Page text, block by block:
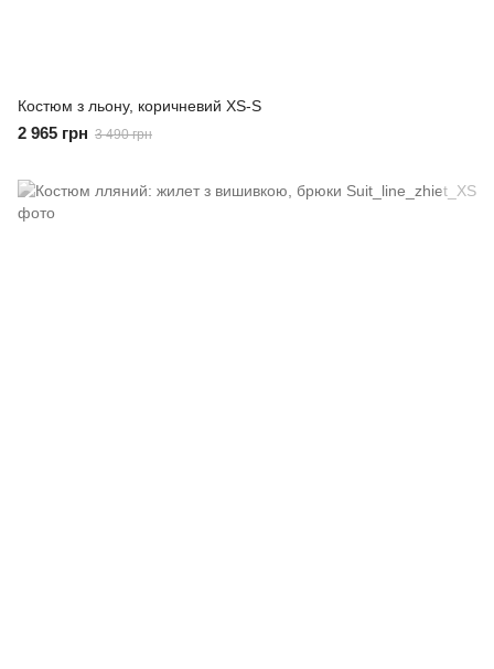
Костюм з льону, коричневий XS-S
2 965 грн 3 490 грн